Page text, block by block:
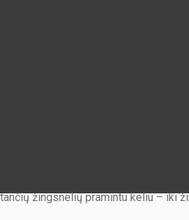
žingsnelių pramintu keliu – iki